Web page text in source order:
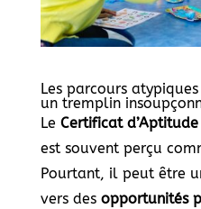
Les parcours
un tremplin
Le Certificat
est souvent perçu
Pourtant, il peut être
vers des opportunités